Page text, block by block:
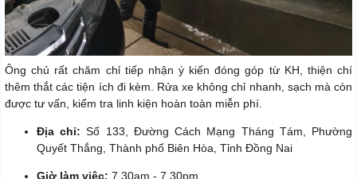
Ông chủ rất chăm chỉ tiếp nhận ý kiến đóng góp từ KH, thiện chí
thêm thắt các tiện ích đi kèm. Rửa xe không chỉ nhanh, sạch mà còn
được tư vấn, kiểm tra linh kiện hoàn toàn miễn phí.
Địa chỉ: Số 133, Đường Cách Mạng Tháng Tám, Phường
Quyết Thắng, Thành phố Biên Hòa, Tỉnh Đồng Nai
Giờ làm việc: 7.30am - 7.30pm